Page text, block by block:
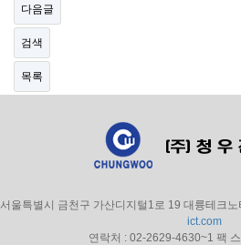
다음글
검색
목록
서울특별시 금천구 가산디지털1로 19 대륭테크
ict.com
연락처 : 02-2629-4630~1 팩